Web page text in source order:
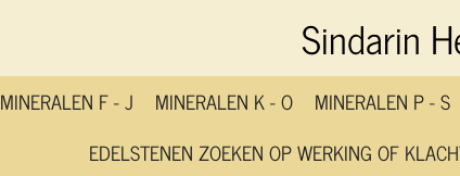
Sindarin
MINERALEN F - J MINERALEN K - O MINERALEN P - S
EDELSTENEN ZOEKEN OP WERKING OF